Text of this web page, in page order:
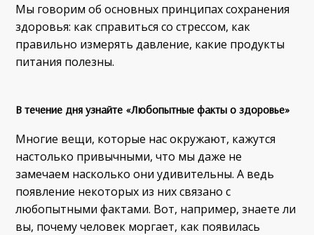
Мы говорим об основных принципах сохранения
здоровья: как справиться со стрессом, как
правильно измерять давление, какие продукты
питания полезны.
В течение дня узнайте «Любопытные факты о здоровье»
Многие вещи, которые нас окружают, кажутся
настолько привычными, что мы даже не
замечаем насколько они удивительны. А ведь
появление некоторых из них связано с
любопытными фактами. Вот, например, знаете ли
вы, почему человек моргает, как появилась